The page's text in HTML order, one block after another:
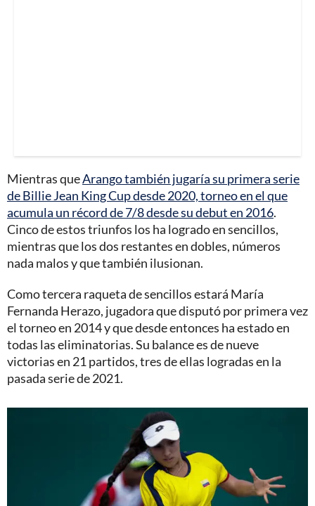
Mientras queArango también jugaría su primera serie
de Billie Jean King Cup desde 2020, torneo en el que
acumula un récord de 7/8 desde su debut en 2016.
Cinco de estos triunfos los ha logrado en sencillos,
mientras que los dos restantes en dobles, números
nada malos y que también ilusionan.
Como tercera raqueta de sencillos estará María
Fernanda Herazo, jugadora que disputó por primera vez
el torneo en 2014 y que desde entonces ha estado en
todas las eliminatorias. Su balance es de nueve
victorias en 21 partidos, tres de ellas logradas en la
pasada serie de 2021.